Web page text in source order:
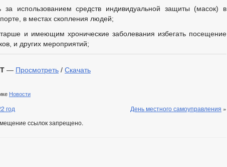
за использованием средств индивидуальной защиты (масок) в
в местах скопления людей;
и имеющим хронические заболевания избегать посещение
и других мероприятий;
— Просмотреть / Скачать
Новости
год День местного самоуправления »
ссылок запрещено.